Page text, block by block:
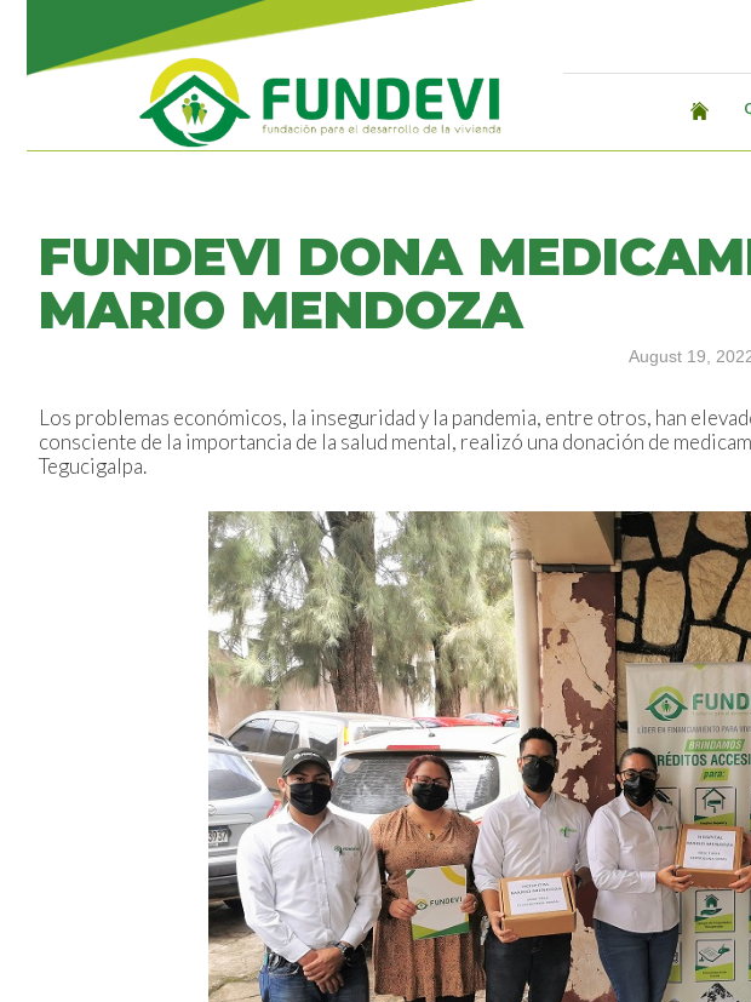
FUNDEVI DONA
MARIO MENDOZA
August 19,
Los problemas económicos, la inseguridad y la pandemia, entre otros, han
consciente de la importancia de la salud mental, realizó una donación de
Tegucigalpa.